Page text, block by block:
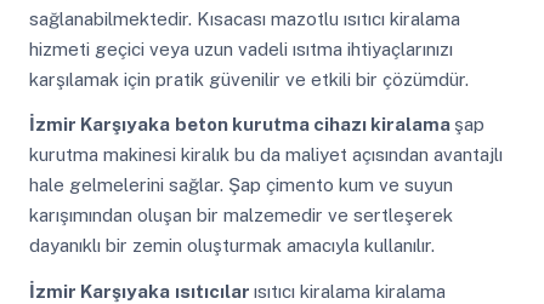
sağlanabilmektedir. Kısacası mazotlu ısıtıcı kiralama
hizmeti geçici veya uzun vadeli ısıtma ihtiyaçlarınızı
karşılamak için pratik güvenilir ve etkili bir çözümdür.
İzmir Karşıyaka beton kurutma cihazı kiralama şap
kurutma makinesi kiralık bu da maliyet açısından avantajlı
hale gelmelerini sağlar. Şap çimento kum ve suyun
karışımından oluşan bir malzemedir ve sertleşerek
dayanıklı bir zemin oluşturmak amacıyla kullanılır.
İzmir Karşıyaka ısıtıcılar ısıtıcı kiralama kiralama